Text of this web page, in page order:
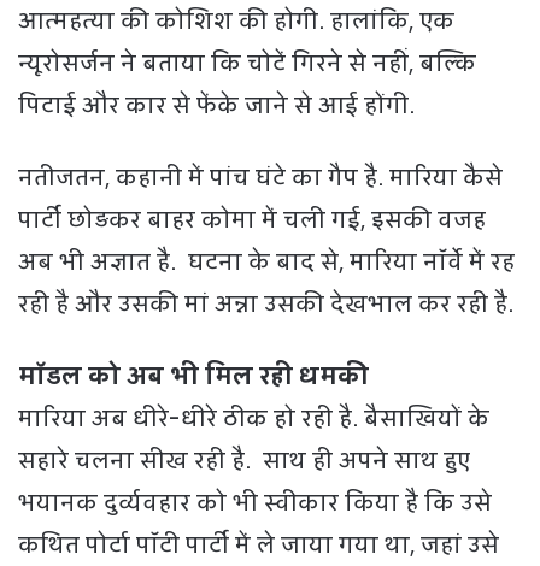
आत्महत्या की कोशिश की होगी. हालांकि, एक
न्यूरोसर्जन ने बताया कि चोटें गिरने से नहीं, बल्कि
पिटाई और कार से फेंके जाने से आई होंगी.
नतीजतन, कहानी में पांच घंटे का गैप है. मारिया कैसे
पार्टी छोड़कर बाहर कोमा में चली गई, इसकी वजह
अब भी अज्ञात है. घटना के बाद से, मारिया नॉर्वे में रह
रही है और उसकी मां अन्ना उसकी देखभाल कर रही है.
मॉडल को अब भी मिल रही धमकी
मारिया अब धीरे-धीरे ठीक हो रही है. बैसाखियों के
सहारे चलना सीख रही है. साथ ही अपने साथ हुए
भयानक दुर्व्यवहार को भी स्वीकार किया है कि उसे
कथित पोर्टा पॉटी पार्टी में ले जाया गया था, जहां उसे